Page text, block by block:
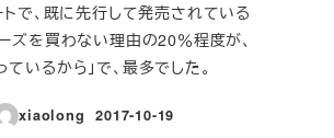
で、既に先行して発売されている
ズを買わない理由の20％程度が、
いるから」で、最多でした。
xiaolong
投稿日
2017-10-19